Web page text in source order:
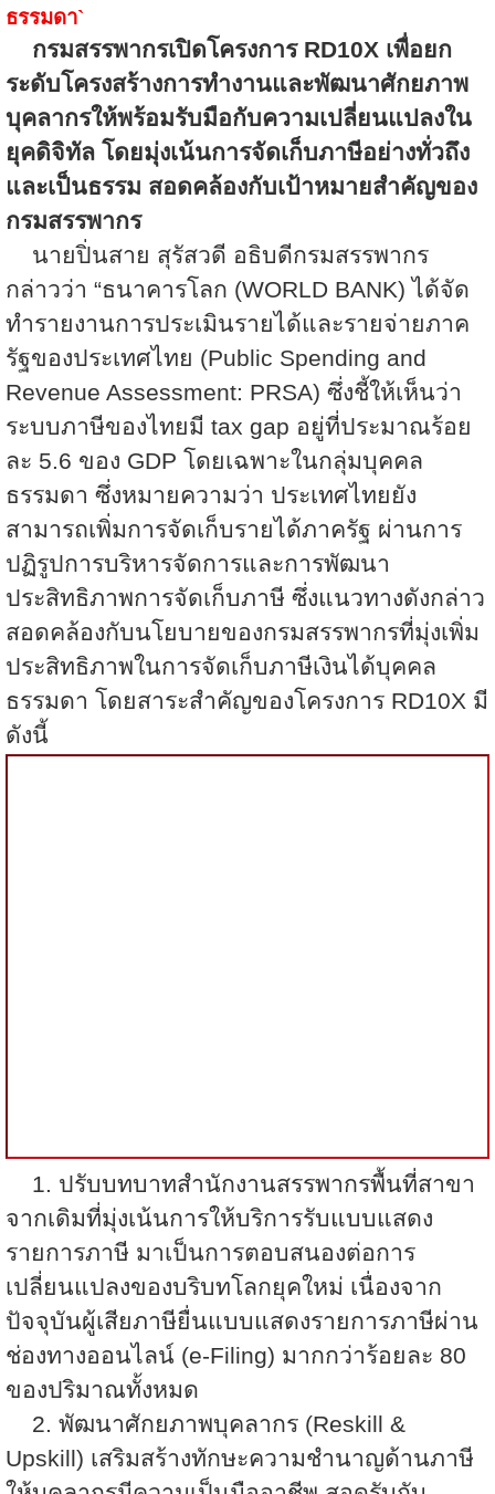
ธรรมดา`
กรมสรรพากรเปิดโครงการ RD10X เพื่อยก
ระดับโครงสร้างการทำงานและพัฒนาศักยภาพ
บุคลากรให้พร้อมรับมือกับความเปลี่ยนแปลงใน
ยุคดิจิทัล โดยมุ่งเน้นการจัดเก็บภาษีอย่างทั่วถึง
และเป็นธรรม สอดคล้องกับเป้าหมายสำคัญของ
กรมสรรพากร
นายปิ่นสาย สุรัสวดี อธิบดีกรมสรรพากร
กล่าวว่า “ธนาคารโลก (WORLD BANK)ได้จัด
ทำรายงานการประเมินรายได้และรายจ่ายภาค
รัฐของประเทศไทย (Public Spending and
Revenue Assessment: PRSA) ซึ่งชี้ให้เห็นว่า
ระบบภาษีของไทยมี tax gap อยู่ที่ประมาณร้อย
ละ 5.6 ของ GDP โดยเฉพาะในกลุ่มบุคคล
ธรรมดา ซึ่งหมายความว่า ประเทศไทยยัง
สามารถเพิ่มการจัดเก็บรายได้ภาครัฐ ผ่านการ
ปฏิรูปการบริหารจัดการและการพัฒนา
ประสิทธิภาพการจัดเก็บภาษี ซึ่งแนวทางดังกล่าว
สอดคล้องกับนโยบายของกรมสรรพากรที่มุ่งเพิ่ม
ประสิทธิภาพในการจัดเก็บภาษีเงินได้บุคคล
ธรรมดา โดยสาระสำคัญของโครงการ RD10X มี
ดังนี้
1. ปรับบทบาทสำนักงานสรรพากรพื้นที่สาขา
จากเดิมที่มุ่งเน้นการให้บริการรับแบบแสดง
รายการภาษี มาเป็นการตอบสนองต่อการ
เปลี่ยนแปลงของบริบทโลกยุคใหม่ เนื่องจาก
ปัจจุบันผู้เสียภาษียื่นแบบแสดงรายการภาษีผ่าน
ช่องทางออนไลน์ (e-Filing) มากกว่าร้อยละ 80
ของปริมาณทั้งหมด
2. พัฒนาศักยภาพบุคลากร (Reskill &
Upskill) เสริมสร้างทักษะความชำนาญด้านภาษี